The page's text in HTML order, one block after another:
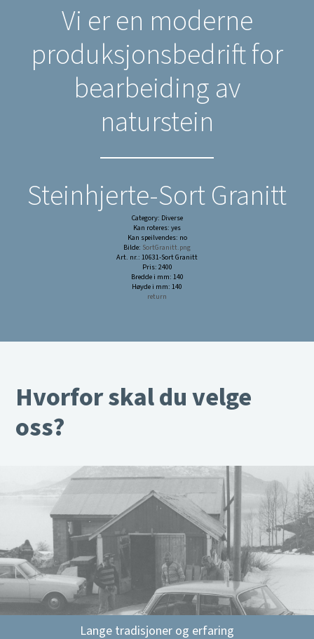
Vi er en moderne
produksjonsbedrift for
bearbeiding av
naturstein
Steinhjerte-Sort Granitt
Category: Diverse
Kan roteres: yes
Kan speilvendes: no
Bilde: SortGranitt.png
Art. nr.: 10631-Sort Granitt
Pris: 2400
Bredde i mm: 140
Høyde i mm: 140
return
Hvorfor skal du velge
oss?
Lange tradisjoner og erfaring